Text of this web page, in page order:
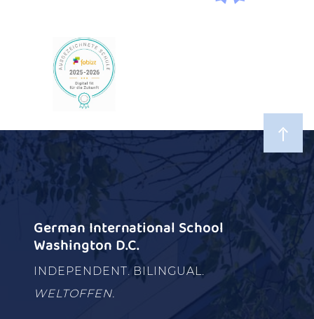
German International School
Washington D.C.
INDEPENDENT. BILINGUAL.
WELTOFFEN.